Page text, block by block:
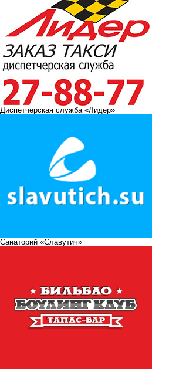
Диспетчерская служба «Лидер»
Санаторий «Славутич»